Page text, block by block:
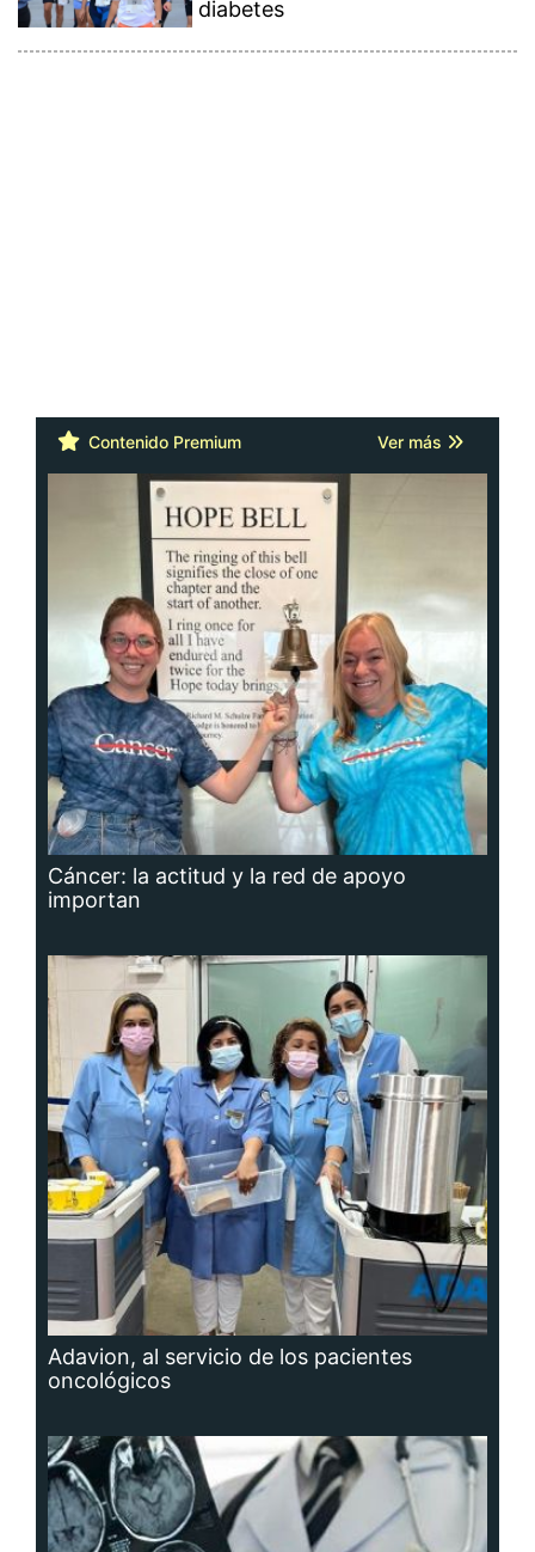
diabetes
Contenido Premium Ver más
Cáncer: la actitud y la red de apoyo
importan
Adavion, al servicio de los pacientes
oncológicos